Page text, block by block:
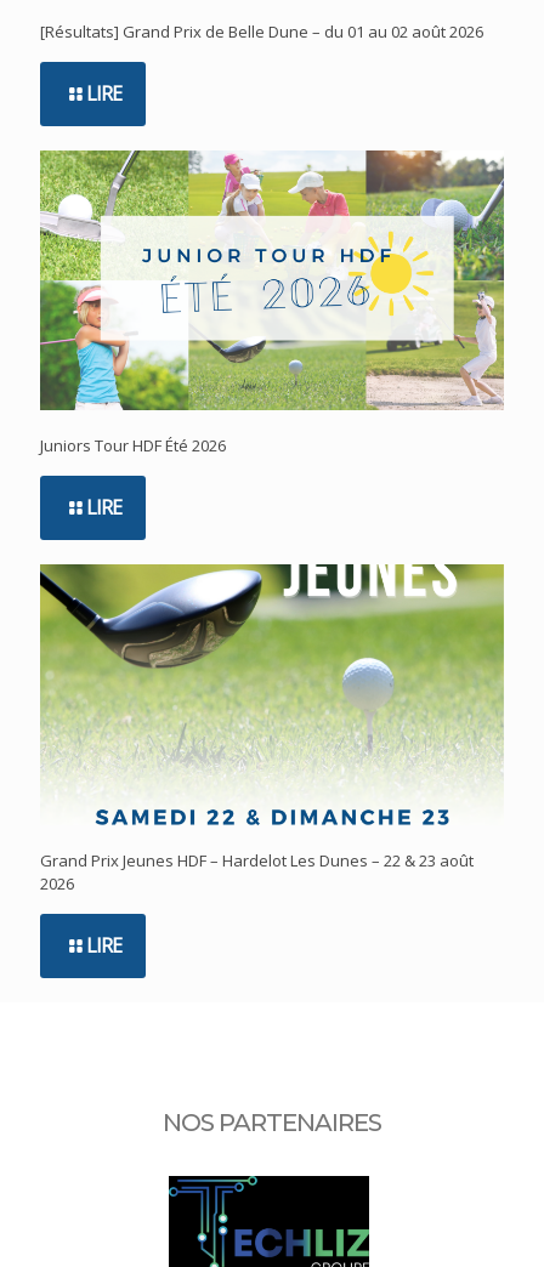
[Résultats] Grand Prix de Belle Dune – du 01 au 02 août 2026
LIRE
Juniors Tour HDF Été 2026
LIRE
Grand Prix Jeunes HDF – Hardelot Les Dunes – 22 & 23 août
2026
LIRE
NOS PARTENAIRES